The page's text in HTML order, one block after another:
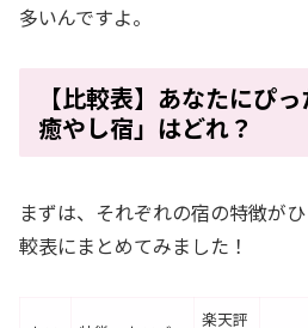
多いんですよ。
【比較表】あなたにぴ
癒やし宿」はどれ？
まずは、それぞれの宿の特徴が
較表にまとめてみました！
楽天評